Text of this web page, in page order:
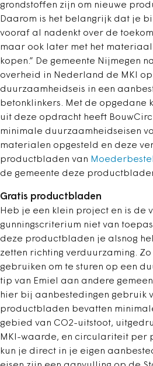
grondstoffen zijn om nieuwe
Daarom is het belangrijk dat je
vooraf al nadenkt over de
maar ook later met het
kopen.” De gemeente Nijmegen
overheid in Nederland de MKI
duurzaamheidseis in een
betonklinkers. Met de opgedane
uit deze opdracht heeft
minimale duurzaamheidseisen
materialen opgesteld en deze
productbladen van
de gemeente deze
Gratis productbladen
Heb je een klein project en is de
gunningscriterium niet van
deze productbladen je alsnog
zetten richting verduurzaming. Zo
gebruiken om te sturen op een
tip van Emiel aan andere
hier bij aanbestedingen gebruik
productbladen bevatten
gebied van CO2-uitstoot,
MKI-waarde, en circulariteit per
kun je direct in je eigen